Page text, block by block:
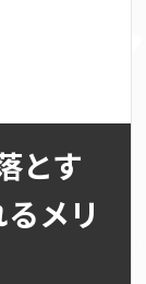
とす
メリ